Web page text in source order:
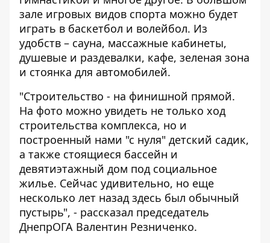
зале игровых видов спорта можно будет
играть в баскетбол и волейбол. Из
удобств – сауна, массажные кабинеты,
душевые и раздевалки, кафе, зеленая зона
и стоянка для автомобилей.
"Строительство - на финишной прямой.
На фото можно увидеть не только ход
строительства комплекса, но и
построенный нами "с нуля" детский садик,
а также стоящиеся бассейн и
девятиэтажный дом под социальное
жилье. Сейчас удивительно, но еще
несколько лет назад здесь был обычный
пустырь", - рассказал председатель
ДнепрОГА Валентин Резниченко.